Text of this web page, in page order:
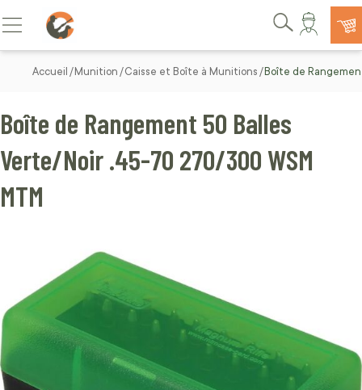
Allez au contenu
Basculer la navigation
Rechercher
Accueil Munition Caisse et Boîte à Munitions Boîte de
Boîte de Rangement 50 Balles
Verte/Noir .45-70 270/300 WSM
MTM